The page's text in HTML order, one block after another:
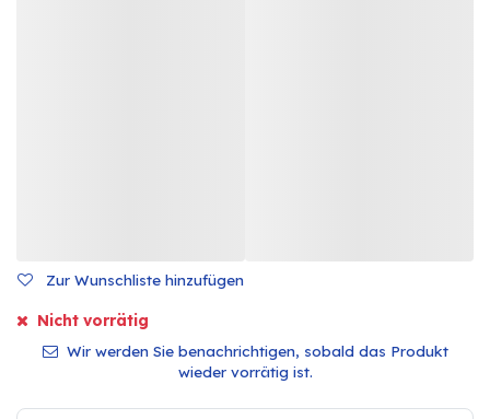
Zur Wunschliste hinzufügen
Nicht vorrätig
Wir werden Sie benachrichtigen, sobald das Produkt
wieder vorrätig ist.